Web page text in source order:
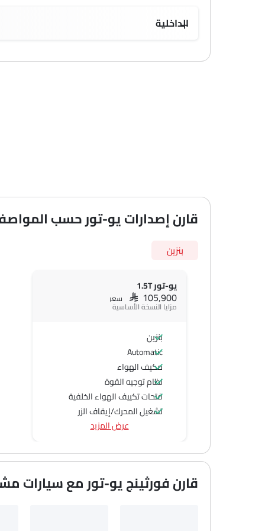
الداخلية
قارن إصدارات يو-تور حسب
بنزين
يو-تور 1.5T
SAR 105,900 سعر
مزايا النسخة الأساسية
بنزين
Automatic
مكيف الهواء
نظام توجيه القوة
فتحات تكييف الهواء الخلفية
تشغيل المحرك/إيقاف الزر
منفذ الطاقة الملحق
عجلة قيادة متعددة الوظائف
جبهة المتحدثين
عرض المزيد
قارن فورثينج يو-تور مع سيارات